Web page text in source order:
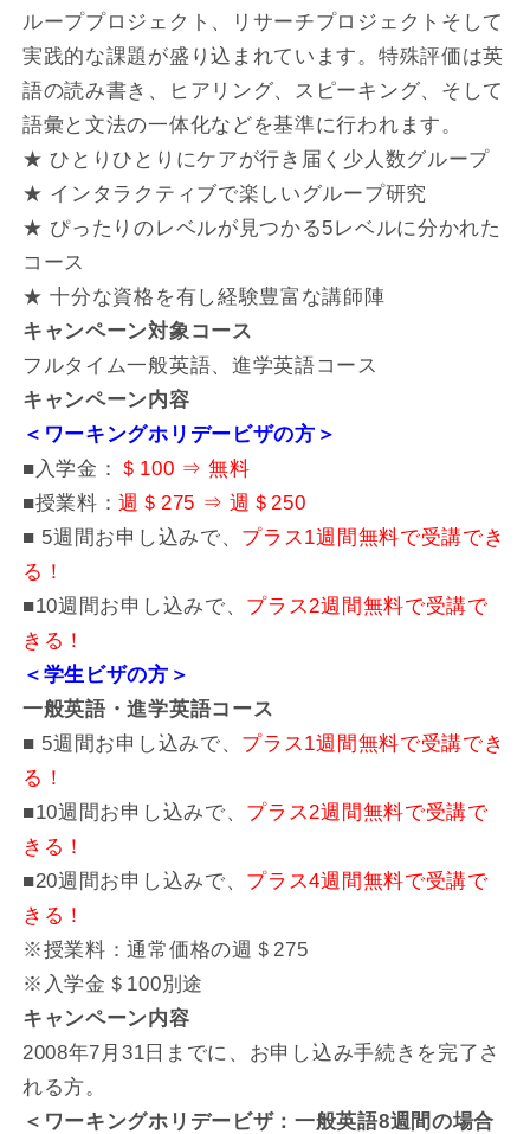
ループプロジェクト、リサーチプロジェクトそして
実践的な課題が盛り込まれています。特殊評価は英
語の読み書き、ヒアリング、スピーキング、そして
語彙と文法の一体化などを基準に行われます。
★ ひとりひとりにケアが行き届く少人数グループ
★ インタラクティブで楽しいグループ研究
★ ぴったりのレベルが見つかる5レベルに分かれた
コース
★ 十分な資格を有し経験豊富な講師陣
キャンペーン対象コース
フルタイム一般英語、進学英語コース
キャンペーン内容
＜ワーキングホリデービザの方＞
■入学金： ＄100 ⇒ 無料
■授業料：週＄275 ⇒ 週＄250
■ 5週間お申し込みで、 プラス1週間無料で受講でき
る！
■10週間お申し込みで、 プラス2週間無料で受講で
きる！
＜学生ビザの方＞
一般英語・進学英語コース
■ 5週間お申し込みで、 プラス1週間無料で受講でき
る！
■10週間お申し込みで、 プラス2週間無料で受講で
きる！
■20週間お申し込みで、 プラス4週間無料で受講で
きる！
※授業料：通常価格の週＄275
※入学金＄100別途
キャンペーン内容
2008年7月31日までに、お申し込み手続きを完了さ
れる方。
＜ワーキングホリデービザ：一般英語8週間の場合